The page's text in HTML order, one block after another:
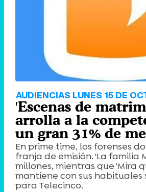
AUDIENCIAS LUNES 15 DE
'Escenas de
arrolla a la
un gran 31% de
En prime time, los forenses
franja de emisión. 'La familia
millones, mientras que 'Mira
mantiene con sus habituales
para Telecinco.